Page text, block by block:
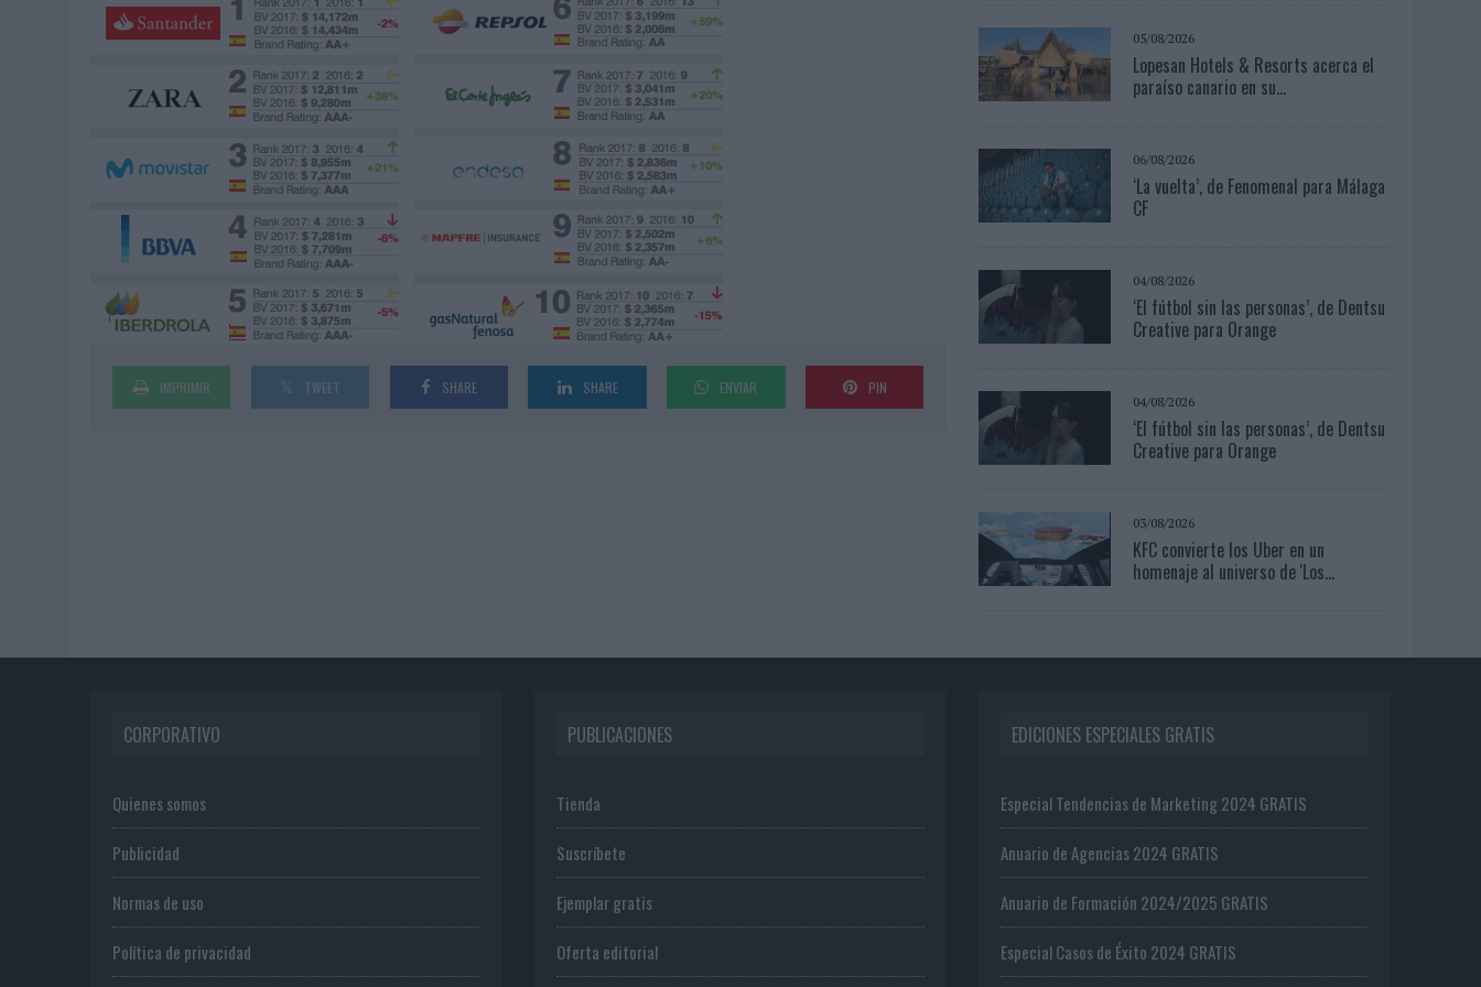
IMPRIMIR TWEET SHARE SHARE ENVIAR PIN
05/08/2026
Lopesan Hotels & Resorts acerca el
paraíso canario en su...
06/08/2026
‘La vuelta’, de Fenomenal para Málaga
CF
04/08/2026
‘El fútbol sin las personas’, de Dentsu
Creative para Orange
04/08/2026
‘El fútbol sin las personas’, de Dentsu
Creative para Orange
03/08/2026
KFC convierte los Uber en un
homenaje al universo de 'Los...
CORPORATIVO
Quienes somos
Publicidad
Normas de uso
Política de privacidad
PUBLICACIONES
Tienda
Suscríbete
Ejemplar gratis
Oferta editorial
EDICIONES ESPECIALES GRATIS
Especial Tendencias de Marketing 2024 GRATIS
Anuario de Agencias 2024 GRATIS
Anuario de Formación 2024/2025 GRATIS
Especial Casos de Éxito 2024 GRATIS